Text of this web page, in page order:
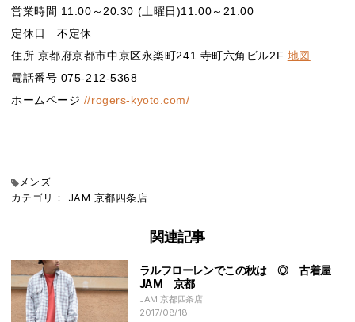
営業時間 11:00～20:30 (土曜日)11:00～21:00
定休日 不定休
住所 京都府京都市中京区永楽町241 寺町六角ビル2F 地図
電話番号 075-212-5368
ホームページ //rogers-kyoto.com/
メンズ
カテゴリ： JAM 京都四条店
関連記事
ラルフローレンでこの秋は ◎ 古着屋
JAM 京都
JAM 京都四条店
2017/08/18